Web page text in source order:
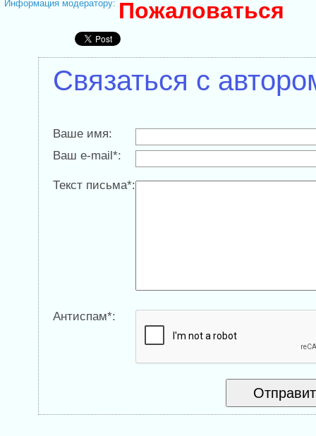
Информация модератору: Пожаловаться
Связаться с
Ваше имя:
Ваш e-mail*:
Текст письма*:
Антиспам*: